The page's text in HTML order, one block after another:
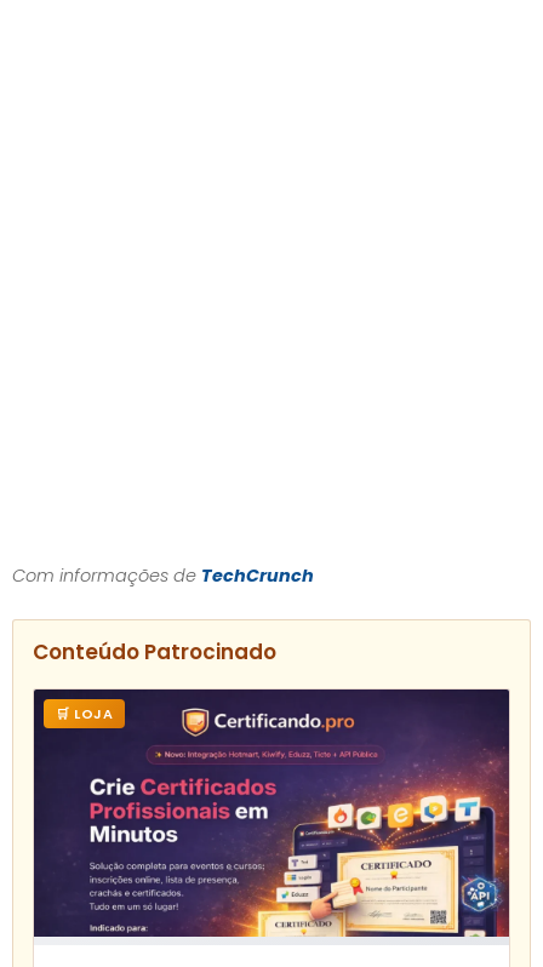
Com informações de TechCrunch
Conteúdo Patrocinado
🛒 LOJA